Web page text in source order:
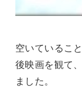
空いているこ
後映画を観て
ました。